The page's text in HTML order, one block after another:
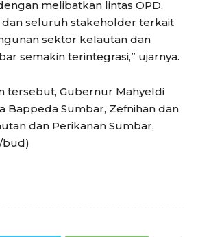
melibatkan lintas OPD,
seluruh stakeholder terkait
sektor kelautan dan
semakin terintegrasi,” ujarnya.
tersebut, Gubernur Mahyeldi
Bappeda Sumbar, Zefnihan dan
dan Perikanan Sumbar,
bud)